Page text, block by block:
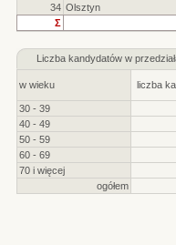
34 Olsztyn
Σ
Liczba kandydatów w
w wieku liczba
30 - 39
40 - 49
50 - 59
60 - 69
70 i więcej
ogółem